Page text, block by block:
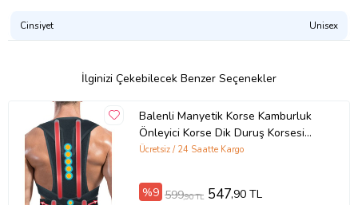
Neopren Yapısı Sayesinde sırtınızı doğru konumda tutacak kadar
Vücut duruşunu etkin iyileştirme sağlar.
Yetişkin Bay&Bayan için uygundur.
Yıkanabilir.
Ayarlanabilir.
Ürün Kodu:kcm50535876
Cinsiyet Unisex
İlginizi Çekebilecek Benzer Seçenekler
Balenli Manyetik Korse Kamburluk
Önleyici Korse Dik Duruş Korsesi
Balenlimanyetikkorse8967 (Siyah)
Ücretsiz / 24 Saatte Kargo
%9 599,90 TL 547,90 TL